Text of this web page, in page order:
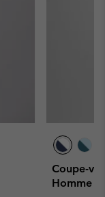
Coupe-
Homme -